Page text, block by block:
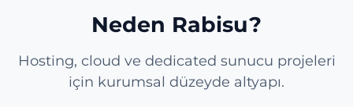
Neden Rabisu?
Hosting, cloud ve dedicated sunucu projeleri
için kurumsal düzeyde altyapı.